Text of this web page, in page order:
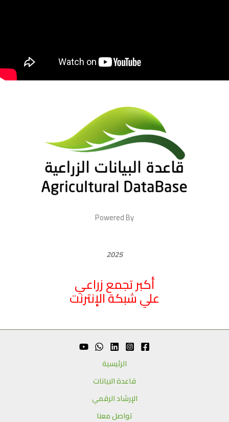
Powered By
2025
أكبر تجمع زراعي
علي شبكة الإنترنت
الرئيسية
قاعدة البيانات
الإرشاد الرقمي
تواصل معنا